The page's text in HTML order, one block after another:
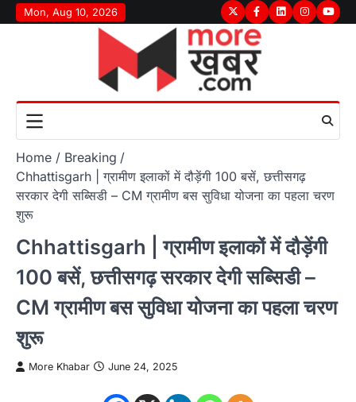
Skip
to
Mon, Aug 10, 2026 TwitterFacebook
LinkedInInstagram
Home
Breaking
Chhattisgarh | ग्रामीण इलाकों में दौड़ेंगी 100 बसें, छत्तीसगढ़
सरकार देगी सब्सिडी – CM ग्रामीण बस सुविधा योजना का पहला चरण
शुरू
Chhattisgarh | ग्रामीण इलाकों में दौड़ेंगी
100 बसें, छत्तीसगढ़ सरकार देगी सब्सिडी –
CM ग्रामीण बस सुविधा योजना का पहला चरण
शुरू
More Khabar June 24, 2025